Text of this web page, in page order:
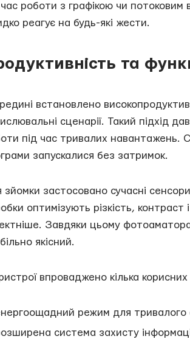
час роботи з графікою чи
реагує на будь-які жести.
та
встановлено
сценарії. Такий підхід
під час тривалих навантажень.
запускалися без затримок.
зйомки застосовано сучасні
оптимізують різкість,
Завдяки цьому
якісний.
впроваджено кілька
режим для тривалого
система захисту